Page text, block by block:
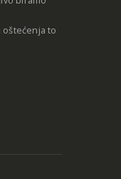
oštećenja to